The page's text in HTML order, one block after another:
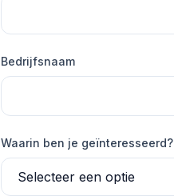
Bedrijfsnaam
Waarin ben je geïnteresseerd?